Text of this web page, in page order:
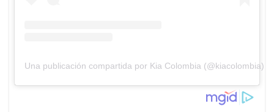
Una publicación compartida por Kia Colombia (@kiacolombia)